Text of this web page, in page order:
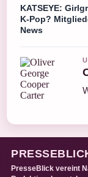
KATSEYE:
K-Pop?
News
PresseBlick vereint